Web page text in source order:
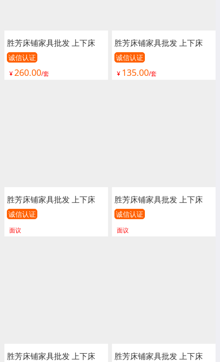
胜芳床铺家具批发 上下床
单人床 双人床 儿童床 公寓
床 连体床 铁床 双层 上下铺
诚信认证
¥260.00/套
胜芳床铺家具批发 上下床
单人床 双人床 童床 公寓床
连体床 铁床 双层 上下铺 高
诚信认证
¥ 135.00/套
胜芳床铺家具批发 上下床
单人床 双人床 童床 公寓床
连体床 铁床 双层 上下铺 高
诚信认证
面议
胜芳床铺家具批发 上下床
单人床 双人床 童床 公寓床
连体床 铁床 双层 上下铺 高
诚信认证
面议
胜芳床铺家具批发 上下床
胜芳床铺家具批发 上下床